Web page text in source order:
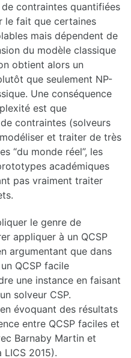
contraintes quantifiées
le fait que certaines
mais dépendent de
du modèle classique
obtient alors un
que seulement NP-
Une conséquence
est que
contraintes (solveurs
et traiter de très
“du monde réel”, les
académiques
pas vraiment traiter
le genre de
appliquer à un QCSP
argumentant que dans
QCSP facile
une instance en faisant
solveur CSP.
évoquant des résultats
entre QCSP faciles et
Barnaby Martin et
2015).